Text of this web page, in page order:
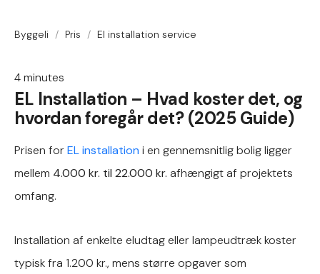
Byggeli / Pris / El installation service
4minutes
EL Installation – Hvad koster det, og
hvordan foregår det? (2025 Guide)
Prisen forEL installation i en gennemsnitlig bolig ligger
mellem 4.000 kr. til 22.000 kr. afhængigt af projektets
omfang.
Installation af enkelte eludtag eller lampeudtræk koster
typisk fra 1.200 kr., mens større opgaver som